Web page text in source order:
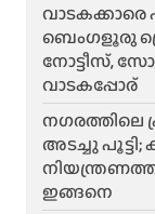
ബെംഗളൂരു
നോട്ടീസ്,
വാടകപ്പോര്
ന​ഗരത്തിലെ
അടച്ചു
ഇങ്ങനെ